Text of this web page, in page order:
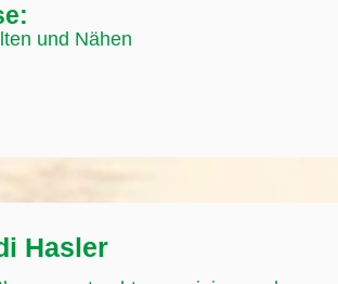
und Nähen
Hasler